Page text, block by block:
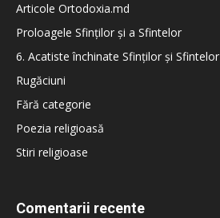
Articole Ortodoxia.md
Proloagele Sfinților și a Sfintelor
6. Acatiste închinate Sfinților și Sfintelor
Rugăciuni
Fără categorie
Poezia religioasă
Stiri religioase
Comentarii recente